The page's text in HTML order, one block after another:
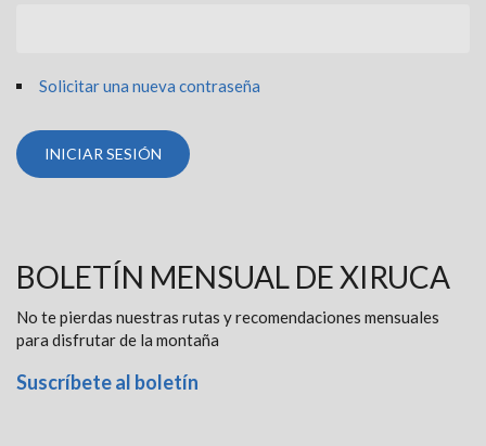
Solicitar una nueva contraseña
BOLETÍN MENSUAL DE XIRUCA
No te pierdas nuestras rutas y recomendaciones mensuales
para disfrutar de la montaña
Suscríbete al boletín